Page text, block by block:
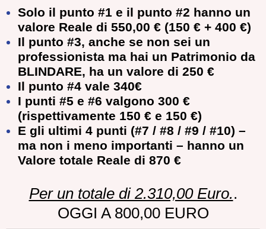
Solo il punto #1 e il punto #2 hanno un
valore Reale di 550,00 € (150 € + 400 €)
Il punto #3, anche se non sei un
professionista ma hai un Patrimonio da
BLINDARE, ha un valore di 250 €
Il punto #4 vale 340€
I punti #5 e #6 valgono 300 €
(rispettivamente 150 € e 150 €)
E gli ultimi 4 punti (#7 / #8 / #9 / #10) –
ma non i meno importanti – hanno un
Valore totale Reale di 870 €
Per un totale di 2.310,00 Euro..
OGGI A 800,00 EURO